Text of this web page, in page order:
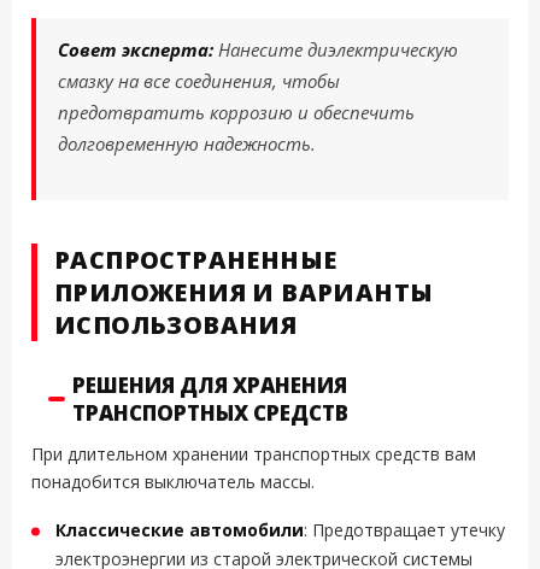
Совет эксперта:Нанесите диэлектрическую
смазку на все соединения, чтобы
предотвратить коррозию и обеспечить
долговременную надежность.
РАСПРОСТРАНЕННЫЕ
ПРИЛОЖЕНИЯ И ВАРИАНТЫ
ИСПОЛЬЗОВАНИЯ
РЕШЕНИЯ ДЛЯ ХРАНЕНИЯ
ТРАНСПОРТНЫХ СРЕДСТВ
При длительном хранении транспортных средств вам
понадобится выключатель массы.
Классические автомобили: Предотвращает утечку
электроэнергии из старой электрической системы